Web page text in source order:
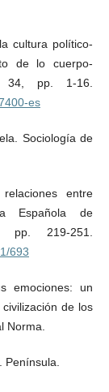
cultura político-
de lo cuerpo-
34, pp. 1-16.
es
Sociología de
entre
Española de
pp. 219-251.
693
emociones: un
de los
Norma.